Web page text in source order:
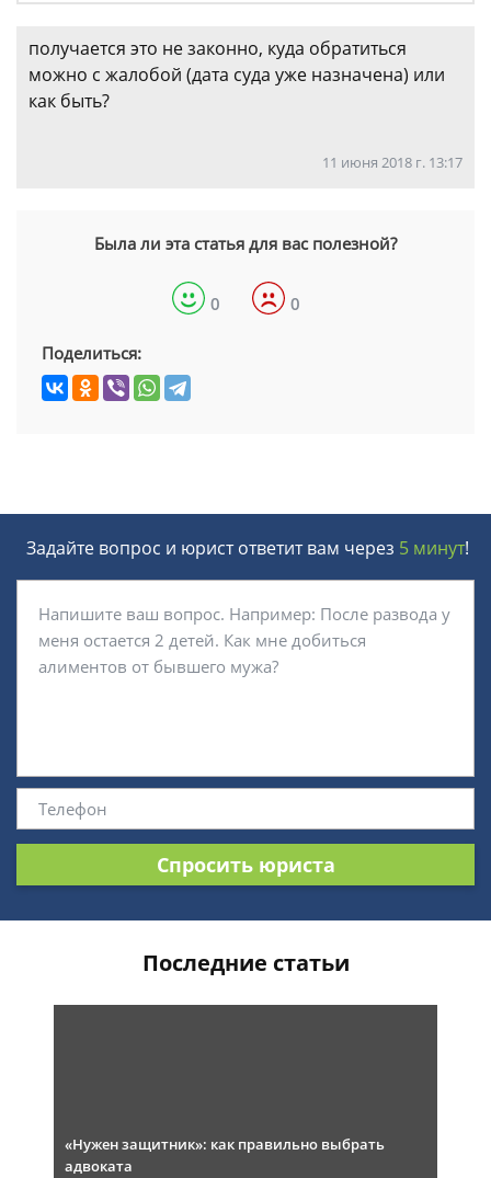
получается это не законно, куда обратиться
можно с жалобой (дата суда уже назначена) или
как быть?
11 июня 2018 г. 13:17
Была ли эта статья для вас полезной?
0 0
Поделиться:
Задайте вопрос и юрист ответит вам через 5 минут!
Спросить юриста
Последние статьи
«Нужен защитник»: как правильно выбрать
адвоката